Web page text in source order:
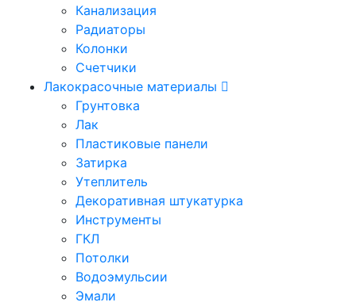
Канализация
Радиаторы
Колонки
Счетчики
Лакокрасочные материалы
Грунтовка
Лак
Пластиковые панели
Затирка
Утеплитель
Декоративная штукатурка
Инструменты
ГКЛ
Потолки
Водоэмульсии
Эмали